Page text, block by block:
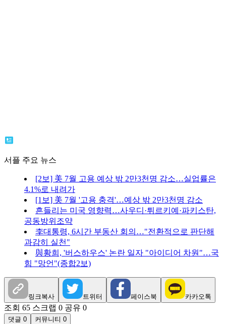
서플 주요 뉴스
[2보] 美 7월 고용 예상 밖 2만3천명 감소…실업률은
4.1%로 내려가
[1보] 美 7월 '고용 충격'…예상 밖 2만3천명 감소
흔들리는 미국 영향력…사우디·튀르키예·파키스탄,
공동방위조약
李대통령, 6시간 부동산 회의…"전환적으로 판단해
과감히 실천"
與황희, '버스하우스' 논란 일자 "아이디어 차원"…국
힘 "망언"(종합2보)
링크복사 트위터 페이스북 카카오톡
조회 65 스크랩 0 공유 0
댓글 0 커뮤니티 0